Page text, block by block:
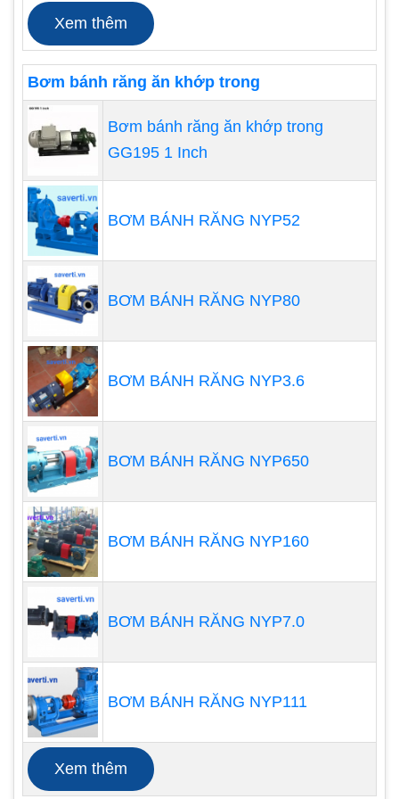
hành.
Khả năng chống ăn mòn
Với việc sử dụng các vật liệu chịu được hóa chất,
máy bơm bánh răng ăn khớp trong có khả năng
chống ăn mòn tốt. Điều này làm cho máy bơm có
thể hoạt động hiệu quả trong môi trường có nhiều
hóa chất và các chất ăn mòn khác.
Áp suất và lưu lượng nước lớn
Máy bơm bánh răng ăn khớp trong có khả năng
tạo ra áp suất và lưu lượng nước lớn, giúp cho việc
cấp nước và xử lý nước trong các công trình công
nghiệp diễn ra nhanh chóng và hiệu quả.
Xem thêm
Bơm bánh răng ăn khớp trong
Bơm bánh răng ăn khớp trong
GG195 1 Inch
BƠM BÁNH RĂNG NYP52
BƠM BÁNH RĂNG NYP80
BƠM BÁNH RĂNG NYP3.6
BƠM BÁNH RĂNG NYP650
BƠM BÁNH RĂNG NYP160
BƠM BÁNH RĂNG NYP7.0
BƠM BÁNH RĂNG NYP111
Xem thêm